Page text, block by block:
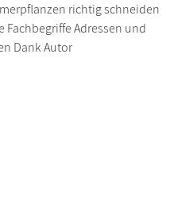
richtig schneiden
Adressen und
Dank Autor